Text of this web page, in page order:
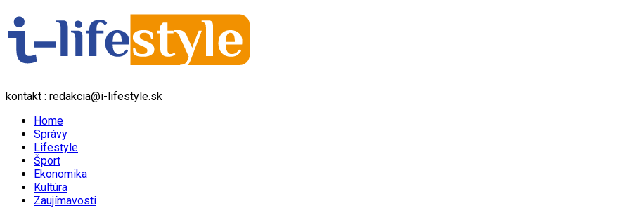
kontakt : redakcia@i-lifestyle.sk
Home
Správy
Lifestyle
Šport
Ekonomika
Kultúra
Zaujímavosti